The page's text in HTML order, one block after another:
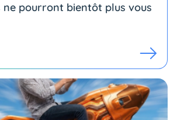
ne pourront bientôt plus vous